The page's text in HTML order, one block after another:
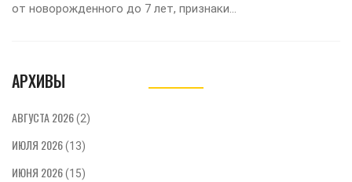
от новорожденного до 7 лет, признаки
АРХИВЫ
АВГУСТА 2026(2)
ИЮЛЯ 2026(13)
ИЮНЯ 2026(15)